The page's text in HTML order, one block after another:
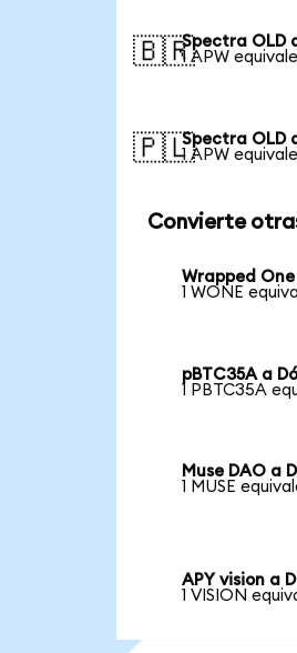
🇧🇷Spectra OLD
1 APW
🇵🇱Spectra OLD
1 APW
Convierte
Wrapped
1 WONE
pBTC35A a
1 PBTC35A
Muse DAO a
1 MUSE
APY vision a
1 VISION